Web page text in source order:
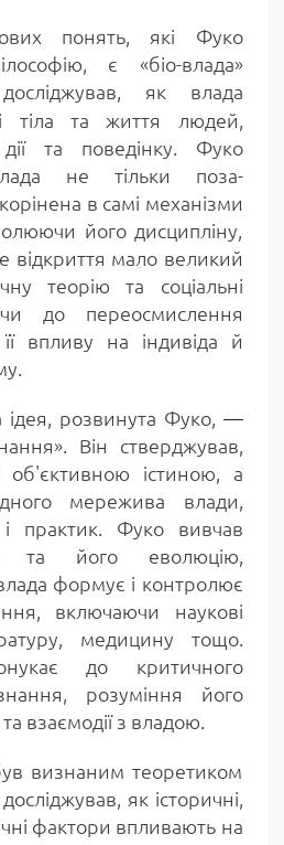
понять, які Фуко
є «біо-влада»
як влада
тіла та життя людей,
та поведінку. Фуко
не тільки поза-
в самі механізми
його дисципліну,
відкриття мало великий
теорію та соціальні
до переосмислення
впливу на індивіда й
розвинута Фуко, —
Він стверджував,
істиною, а
мережива влади,
і практик. Фуко вивчав
та його еволюцію,
формує і контролює
включаючи наукові
медицину тощо.
до критичного
розуміння його
взаємодії з владою.
визнаним теоретиком
як історичні,
фактори впливають на